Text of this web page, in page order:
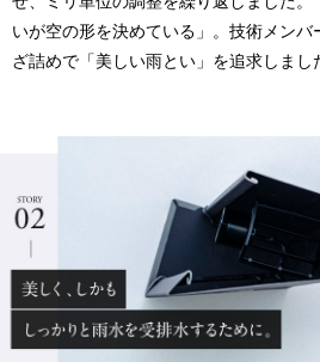
いが空の形を決めている」。技術メン
ざ詰めで「美しい雨とい」を追求しまし